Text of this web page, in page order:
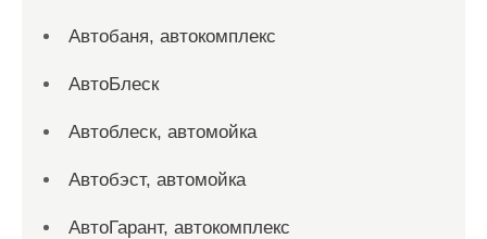
Автобаня, автокомплекс
АвтоБлеск
Автоблеск, автомойка
Автобэст, автомойка
АвтоГарант, автокомплекс